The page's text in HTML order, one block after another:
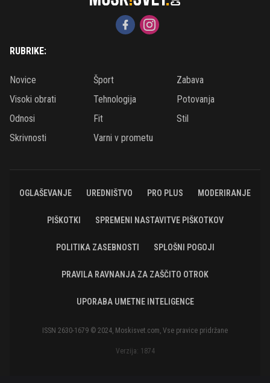
RUBRIKE:
Novice Šport
Zabava
Visoki obrati
Tehnologija
Potovanja
Odnosi
Fit
Stil
Skrivnosti
Varni v prometu
OGLAŠEVANJE UREDNIŠTVO PRO PLUS MODERIRANJE
PIŠKOTKI SPREMENI NASTAVITVE PIŠKOTKOV
POLITIKA ZASEBNOSTI SPLOŠNI POGOJI
PRAVILA RAVNANJA ZA ZAŠČITO OTROK
UPORABA UMETNE INTELIGENCE
ISSN 2630-1679 © 2024, Moskisvet.com, Vse pravice pridržane
Verzija: 1874